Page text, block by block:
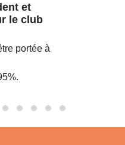
et
le club
portée à